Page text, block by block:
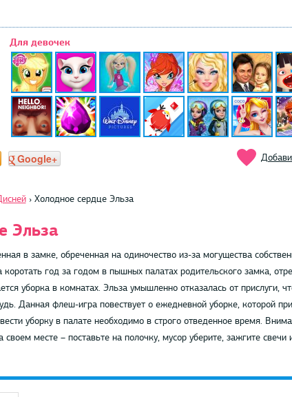
Для девочек
Google+
› Холодное сердце Эльза
Эльза
в замке, обреченная на одиночество из-за могущества
коротать год за годом в пышных палатах родительского замка,
уборка в комнатах. Эльза умышленно отказалась от прислуги,
Данная флеш-игра повествует о ежедневной уборке, которой
уборку в палате необходимо в строго отведенное время.
месте – поставьте на полочку, мусор уберите, зажгите свечи